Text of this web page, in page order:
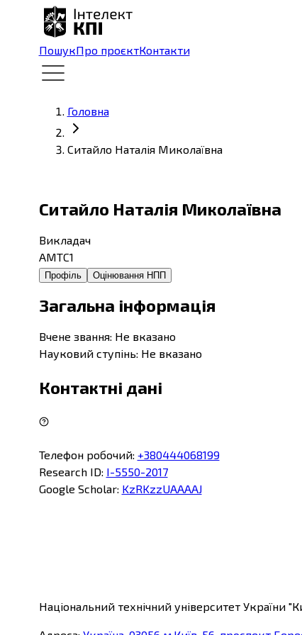
ПошукПро проєктКонтакти
Головна
Ситайло Наталія Миколаївна
Ситайло Наталія Миколаївна
Викладач
АМТС1
Профіль Оцінювання НПП
Загальна інформація
Вчене звання: Не вказано
Науковий ступінь: Не вказано
Контактні дані
Телефон робочий: +380444068199
Research ID: I-5550-2017
Google Scholar: KzRKzzUAAAAJ
Національний технічний університет України